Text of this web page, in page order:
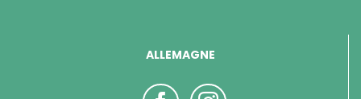
ALLEMAGNE